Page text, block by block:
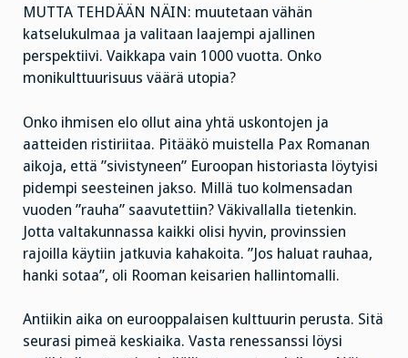
MUTTA TEHDÄÄN NÄIN: muutetaan vähän
katselukulmaa ja valitaan laajempi ajallinen
perspektiivi. Vaikkapa vain 1000 vuotta. Onko
monikulttuurisuus väärä utopia?
Onko ihmisen elo ollut aina yhtä uskontojen ja
aatteiden ristiriitaa. Pitääkö muistella Pax Romanan
aikoja, että ”sivistyneen” Euroopan historiasta löytyisi
pidempi seesteinen jakso. Millä tuo kolmensadan
vuoden ”rauha” saavutettiin? Väkivallalla tietenkin.
Jotta valtakunnassa kaikki olisi hyvin, provinssien
rajoilla käytiin jatkuvia kahakoita. ”Jos haluat rauhaa,
hanki sotaa”, oli Rooman keisarien hallintomalli.
Antiikin aika on eurooppalaisen kulttuurin perusta. Sitä
seurasi pimeä keskiaika. Vasta renessanssi löysi